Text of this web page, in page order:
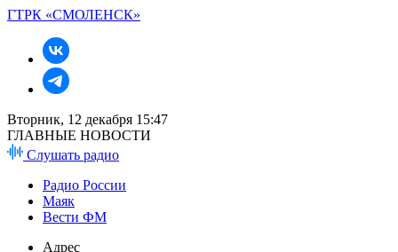
ГТРК «СМОЛЕНСК»
Вторник, 12 декабря 15:47
ГЛАВНЫЕ НОВОСТИ
Слушать радио
Радио России
Маяк
Вести ФМ
Адрес